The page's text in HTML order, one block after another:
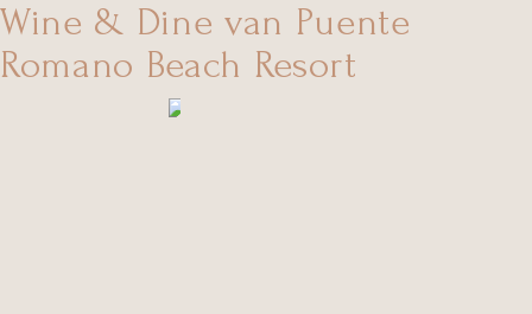
Wine & Dine van Puente
Romano Beach Resort